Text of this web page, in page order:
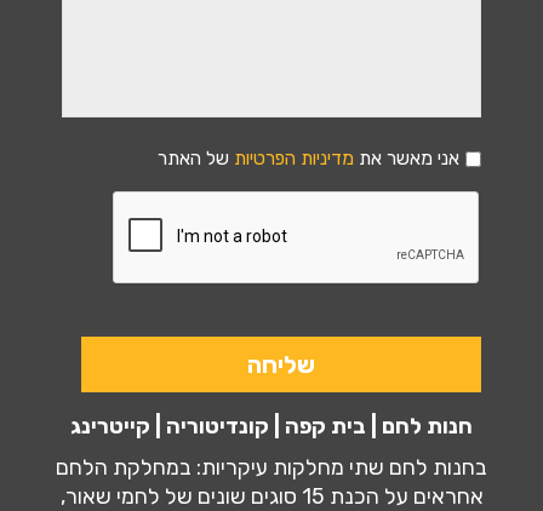
אני מאשר את מדיניות הפרטיות של האתר
חנות לחם | בית קפה | קונדיטוריה | קייטרינג
בחנות לחם שתי מחלקות עיקריות: במחלקת הלחם
אחראים על הכנת 15 סוגים שונים של לחמי שאור,